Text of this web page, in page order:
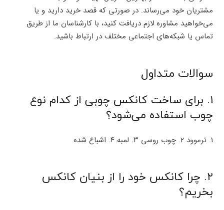
مشتریان خود می‌رساند. در صورتی که قصد خرید دارید و یا
می‌خواهید مشاوره لازم دریافت کنید، با کارشناسان ما از طریق
تماس یا شبکه‌های اجتماعی مختلف در ارتباط باشید.
سوالات متداول
۱. برای ساخت کانکس چوبی از کدام نوع
چوب استفاده می‌شود؟
۱. ترموود ۲. چوب روسی ۳. لمبه ۴. اشباع شده
۲. چرا کانکس خود را از بنیان کانکس
بخریم؟